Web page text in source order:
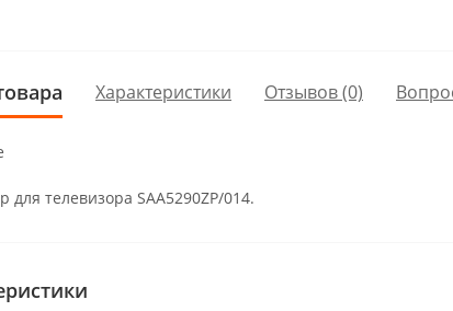
Характеристики Отзывов (0)
для телевизора SAA5290ZP/014.